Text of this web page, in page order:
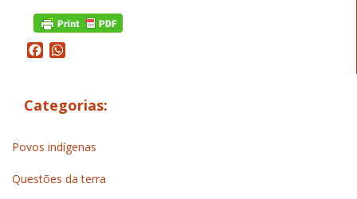
Facebook
Categorias:
Povos indígenas
Questões da terra